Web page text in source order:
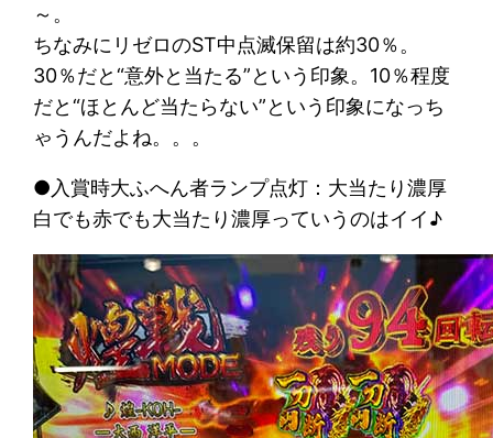
～。
ちなみにリゼロのST中点滅保留は約30％。
30％だと“意外と当たる”という印象。10％程度
だと“ほとんど当たらない”という印象になっち
ゃうんだよね。。。
●入賞時大ふへん者ランプ点灯：大当たり濃厚
白でも赤でも大当たり濃厚っていうのはイイ♪